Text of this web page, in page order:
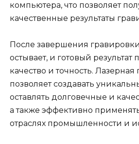
компьютера, что позволяет
качественные результаты
После завершения
остывает, и готовый результат
качество и точность. Лазерная
позволяет создавать
оставлять долговечные и
а также эффективно
отраслях промышленности и